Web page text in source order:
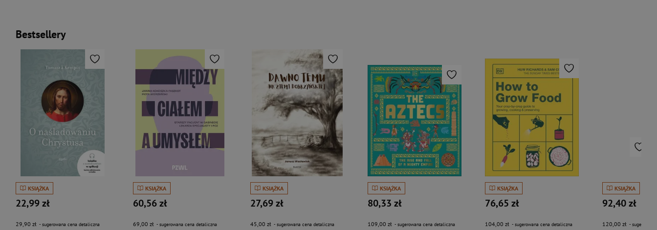
Bestsellery
KSIĄŻKA
22,99 zł
29,90 zł - sugerowana cena detaliczna
KSIĄŻKA
60,56 zł
69,00 zł - sugerowana cena detaliczna
KSIĄŻKA
27,69 zł
45,00 zł - sugerowana cena detaliczna
KSIĄŻKA
80,33 zł
109,00 zł - sugerowana cena detaliczna
KSIĄŻKA
76,65 zł
104,00 zł - sugerowana cena detaliczna
KSIĄŻKA
92,40 zł
120,00 zł -